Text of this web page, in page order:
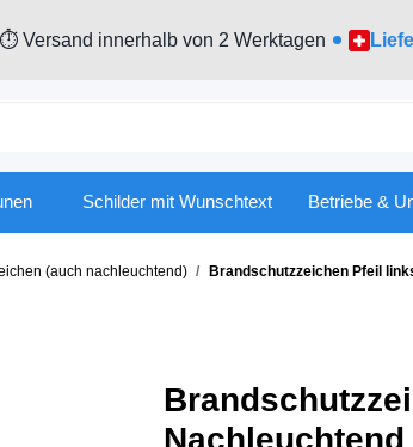
⏱ Versand innerhalb von 2 Werktagen
Schilder mit Wunschtext Betriebe &
(auch nachleuchtend) Brandschutzzeichen Pfeil
Nachleuchtend